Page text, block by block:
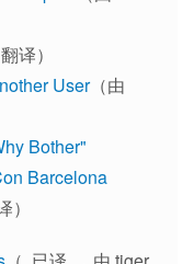
译）
User（由
Bother"
Barcelona
）